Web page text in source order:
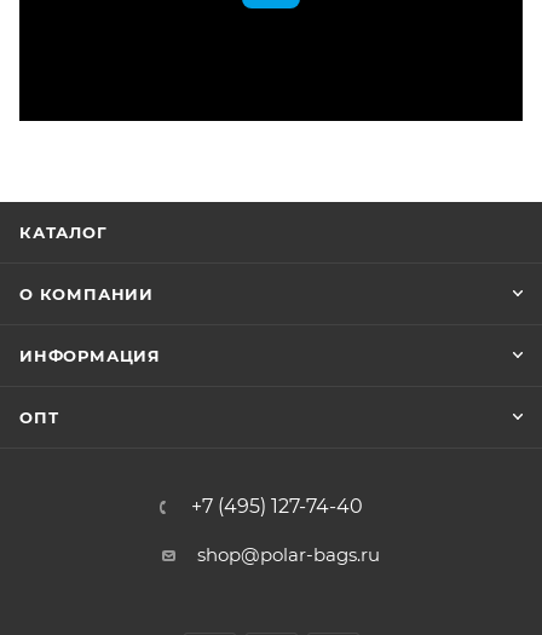
КАТАЛОГ
О КОМПАНИИ
ИНФОРМАЦИЯ
ОПТ
+7 (495) 127-74-40
shop@polar-bags.ru